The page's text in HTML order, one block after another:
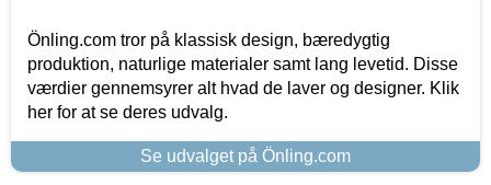
Önling.com tror på klassisk design, bæredygtig
produktion, naturlige materialer samt lang levetid. Disse
værdier gennemsyrer alt hvad de laver og designer. Klik
her for at se deres udvalg.
Se udvalget på Önling.com